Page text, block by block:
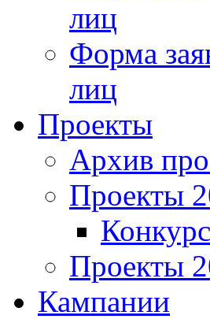
лиц
Форма
лиц
Проекты
Архив
Проекты
Проекты
Кампании